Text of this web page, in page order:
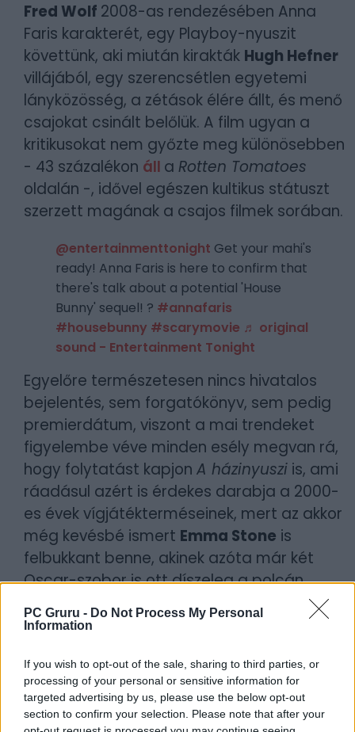
PC Gruru - Do Not Process My Personal
Information
If you wish to opt-out of the sale, sharing to third parties, or
processing of your personal or sensitive information for
targeted advertising by us, please use the below opt-out
section to confirm your selection. Please note that after your
Fred Wolf 2008-as rendezésében Anna
Faris karakterét, egy Playboy-nyuszit
követtünk, aki miután kirakták Hugh Hefner
villájából, egy szerencsétlen egyetemi
lányközösség, a zétások élére állt, és menő
csajokat csinált belőlük. A film ugyan a
kritikusokat nem győzte meg különösebben
- 43 százalékon áll a Rotten Tomatoes
oldalán -, idővel egészen kultikus státuszt
szerzett magának a csajos filmek sorában.
@entertainmenttonight Get your mahi's
ready! Anna Faris is here to confirm that
there's talk about a potential 'House
Bunny' sequel! ? #annafaris
#housebunny #scarymovie ♬ original
sound - Entertainment Tonight
Egyelőre természetesen nincs hivatalos
bejelentés, sem forgatókönyv, sem pedig
premierdátum, viszont a mai trendeket
figyelembe véve minden esély megvan rá,
hogy folytatást kapjon A házinyuszi is, ami
ráadásul azért is érdekes darabja a 2000-
es évek vígjátékterméseinek, mert az akkor
még kevésbé ismert Emma Stone is
felbukkant benne, akinek azóta már két
Oscar-szobor is ott díszeleg a polcán.
Borítókép forrása: Columbia Pictures
Szerző: MarlaSinger
Dátum:2026.06.05 18:00
Csapd be az AI-t! Állítsd be itt, hogy a PC